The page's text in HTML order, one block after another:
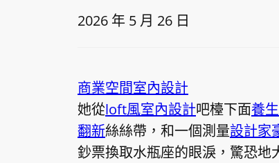
2026 年 5 月 26 日
商業空間室內設計
她從loft風室內設計吧檯下面養
翻新絲絲帶，和一個測量設計家
鈔票換取水瓶座的眼淚，驚恐地